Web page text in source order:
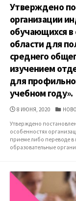
Утверждено
организации
обучающихся в
области для
среднего
изучением
для
учебном году».
ДАТА
8 ИЮНЯ, 2020
Утверждено
особенностях
приеме либо переводе
образовательные